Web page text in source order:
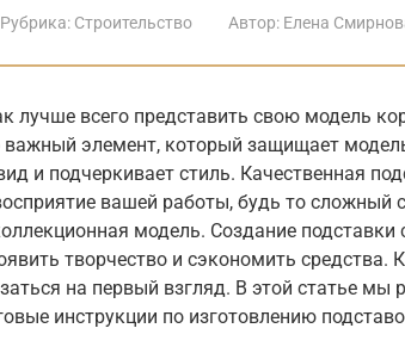
Рубрика: Строительство Автор: Елена
лучше всего представить свою модель
важный элемент, который защищает
и подчеркивает стиль. Качественная
вашей работы, будь то сложный
модель. Создание
творчество и сэкономить средства.
на первый взгляд. В этой статье мы
инструкции по изготовлению